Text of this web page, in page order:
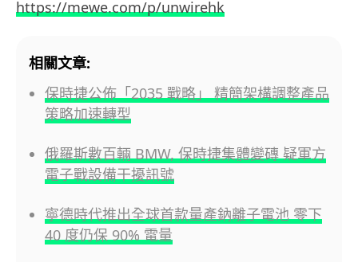
https://mewe.com/p/unwirehk
相關文章:
保時捷公佈「2035 戰略」 精簡架構調整產品
策略加速轉型
俄羅斯數百輛 BMW, 保時捷集體變磚 疑軍方
電子戰設備干擾訊號
寧德時代推出全球首款量產鈉離子電池 零下
40 度仍保 90% 電量